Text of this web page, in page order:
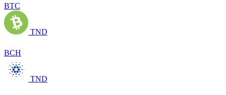
BTC
TND
BCH
TND